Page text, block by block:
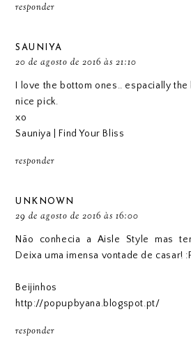
responder
SAUNIYA
20 de agosto de 2016 às 21:10
I love the bottom ones.. espacially
nice pick.
xo
Sauniya | Find Your Bliss
responder
UNKNOWN
29 de agosto de 2016 às 16:00
Não conhecia a Aisle Style mas
Deixa uma imensa vontade de casar!
Beijinhos
http://popupbyana.blogspot.pt/
responder